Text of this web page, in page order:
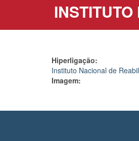
Hiperligação:
Instituto Nacional de
Imagem: